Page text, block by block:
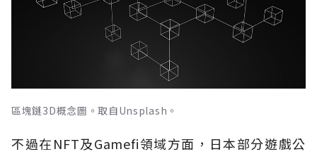
區塊鏈3D概念圖。取自Unsplash。
不過在NFT及Gamefi領域方面，日本部分遊戲公